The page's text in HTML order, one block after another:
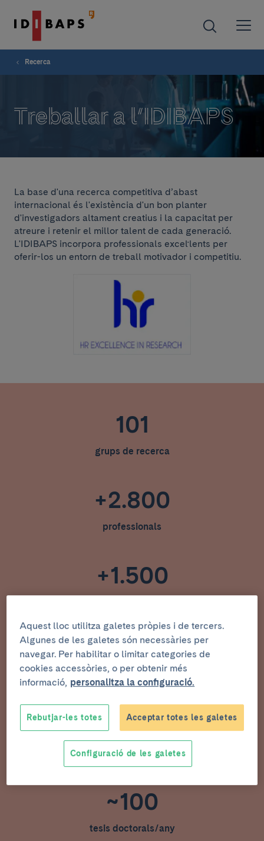
Recerca
Treballar a l’IDIBAPS
La base d'una recerca competitiva d’abast
internacional és l'existència d'un bon planter
d'investigadors altament creatius i la capacitat per
atreure i retenir el millor talent de cada generació.
L'IDIBAPS incorpora professionals excel·lents per
oferir-los un entorn de treball motivador i competitiu.
101
grups de recerca
+2.800
professionals
+1.500
+900
projectes competitius actius
~25
seminaris/any
~100
tesis doctorals/any
Aquest lloc utilitza galetes pròpies i de tercers.
Algunes de les galetes són necessàries per
navegar. Per habilitar o limitar categories de
cookies accessòries, o per obtenir més
informació, personalitza la configuració.
Rebutjar-les totes Acceptar totes les galetes
Configuració de les galetes